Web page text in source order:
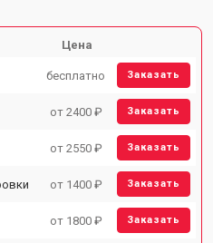
Цена
бесплатно Заказать
от 2400 ₽ Заказать
от 2550 ₽ Заказать
от 1400 ₽ Заказать
от 1800 ₽ Заказать